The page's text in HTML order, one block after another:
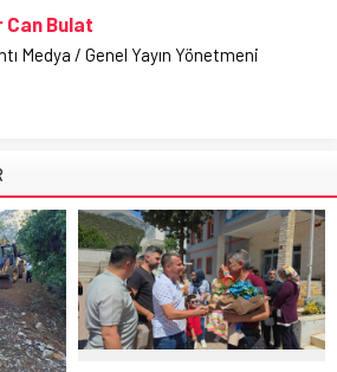
Can Bulat
Medya / Genel Yayın Yönetmeni